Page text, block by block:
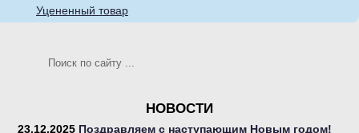
Телевизоры
Уцененный товар
НОВОСТИ
23.12.2025 Поздравляем с наступающим Новым годом!